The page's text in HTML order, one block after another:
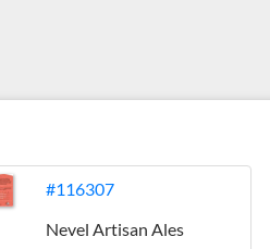
#116307
Nevel Artisan Ales